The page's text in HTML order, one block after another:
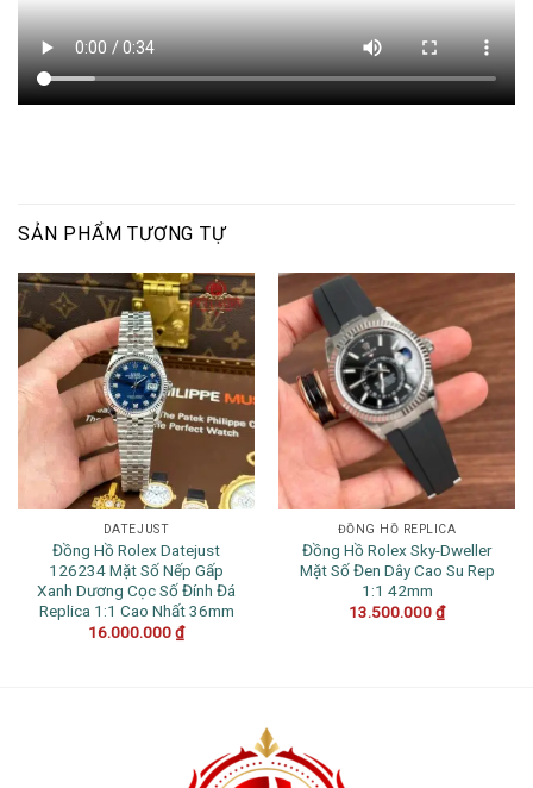
SẢN PHẨM TƯƠNG TỰ
DATEJUST
Đồng Hồ Rolex Datejust
126234 Mặt Số Nếp Gấp
Xanh Dương Cọc Số Đính Đá
Replica 1:1 Cao Nhất 36mm
16.000.000₫
ĐỒNG HỒ REPLICA
Đồng Hồ Rolex Sky-Dweller
Mặt Số Đen Dây Cao Su Rep
1:1 42mm
13.500.000₫